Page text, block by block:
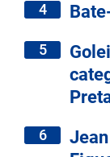
4
5
6